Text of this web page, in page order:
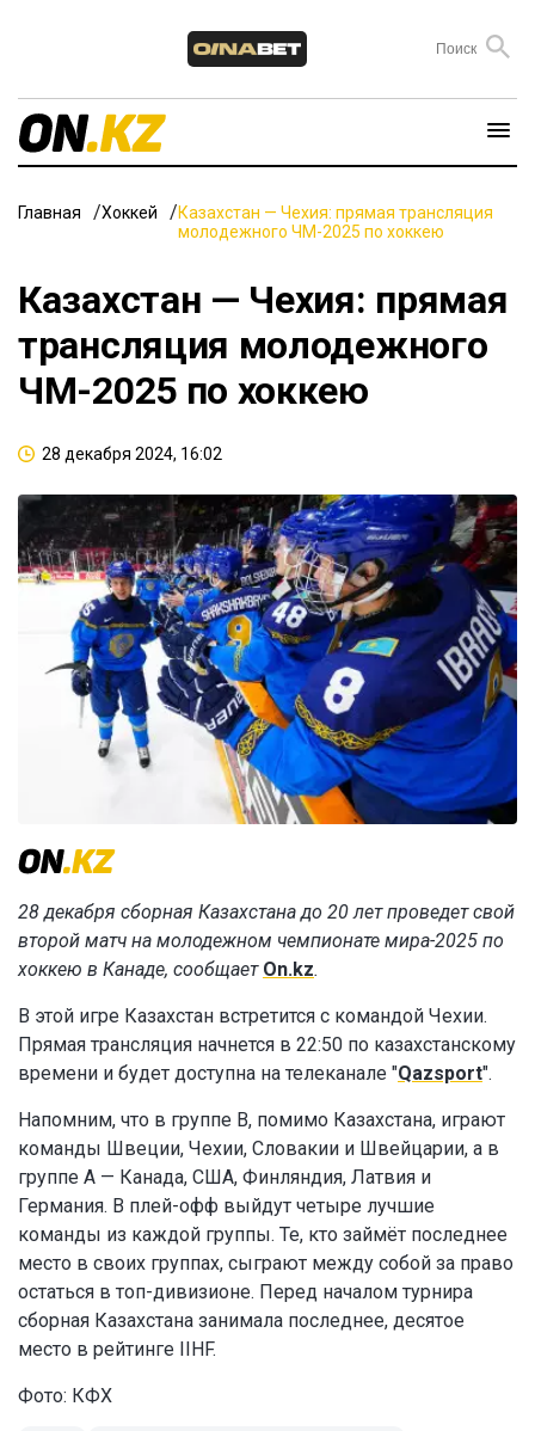
Главная Хоккей
Казахстан — Чехия: прямая трансляция
молодежного ЧМ-2025 по хоккею
Казахстан — Чехия: прямая
трансляция молодежного
ЧМ-2025 по хоккею
28 декабря 2024, 16:02
28 декабря сборная Казахстана до 20 лет проведет свой
второй матч на молодежном чемпионате мира-2025 по
хоккею в Канаде, сообщает On.kz.
В этой игре Казахстан встретится с командой Чехии.
Прямая трансляция начнется в 22:50 по казахстанскому
времени и будет доступна на телеканале "Qazsport".
Напомним, что в группе В, помимо Казахстана, играют
команды Швеции, Чехии, Словакии и Швейцарии, а в
группе А — Канада, США, Финляндия, Латвия и
Германия. В плей-офф выйдут четыре лучшие
команды из каждой группы. Те, кто займёт последнее
место в своих группах, сыграют между собой за право
остаться в топ-дивизионе. Перед началом турнира
сборная Казахстана занимала последнее, десятое
место в рейтинге IIHF.
Фото: КФХ